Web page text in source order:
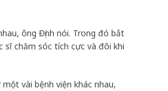
ông Định nói. Trong đó bắt
sĩ chăm sóc tích cực và đôi khi
vài bệnh viện khác nhau,